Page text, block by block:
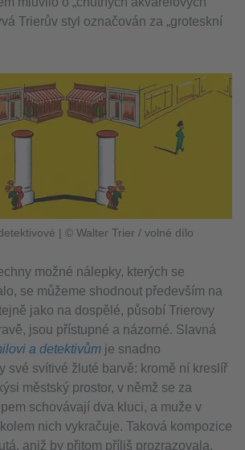
Trierův styl označován za „groteskní
| © Walter Trier / volné dílo
možné nálepky, kterých se
se můžeme shodnout především na
jako na dospělé, působí Trierovy
jsou přístupné a názorné. Slavná
a detektivům je snadno
své svítivé žluté barvě: kromě ní kreslíř
městský prostor, v němž se za
schovávají dva kluci, a muže v
nich vykračuje. Taková kompozice
aniž by přitom příliš prozrazovala.